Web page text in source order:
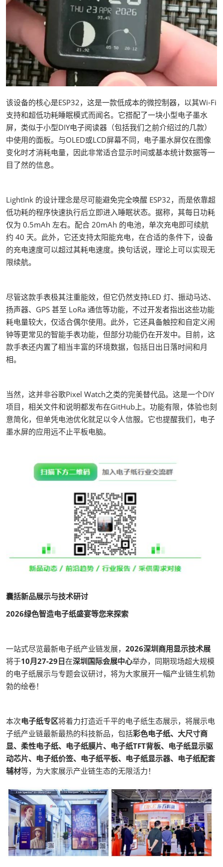
该设备的核心是ESP32，这是一款低成本的微控制器，以其Wi-Fi
支持和超低功耗睡眠模式而闻名。它搭配了一块小型电子墨水
屏，类似于小型DIY电子阅读器（包括我们之前介绍过的几款）
中使用的面板。与OLED或LCD屏幕不同，电子墨水屏仅在图像
变化时才消耗电量，因此非常适合显示时间或基本统计数据等一
目了然的信息。
LightInk 的设计理念是尽可能避免完全唤醒 ESP32，而是依靠超
低功耗的程序快速执行后立即进入睡眠状态。据称，其每日功耗
仅为 0.5mAh 左右。配合 20mAh 的电池，单次充电即可续航
约 40 天。此外，它还支持太阳能充电，在合适的条件下，设备
的充电速度可以超过其耗电速度。换句话说，理论上可以实现无
限续航。
尽管这款手表极其注重能效，但它仍然支持LED 灯、振动马达、
扬声器、GPS 甚至 LoRa 通信等功能，不过开发者指出这些功能
耗电量较大，仅适合偶尔使用。此外，它还具备触控和自定义闹
钟等更常见的智能手表功能，但部分功能仍在开发中。目前，这
款手表还内置了相当丰富的环境数据，包括日出日落时间和月
相。
当然，这并非谷歌Pixel Watch之类的完美替代品。这是一个DIY
项目，相关文件和说明都发布在GitHub上。功能有限，体验也刻
意简化，但单凭电池优化就足以令人信服。它也提醒我们，电子
墨水屏的应用远不止平板电脑。
囊括新品展示与技术研讨
2026绿色智造电子纸盛宴等您来探索
一站式尽览最新电子纸产业链发展， 2026深圳商用显示技术展
将于10月27-29日在深圳国际会展中心举办，同期现场超大规模
的电子纸展示与专题会议研讨，将为大家展开一幅产业链生机勃
勃的绘卷！
本次电子纸专区将着力打造近千平的电子纸生态展示，将展示电
子纸产业链最新最热的科技新品，包括彩色电子纸、大尺寸商
显、柔性电子纸、电子纸膜片、电子纸TFT背板、电子纸显示驱
动芯片、电子纸价签、电子纸平板、电子纸显示器、电子纸配套
辅材等，为大家展示产业链生态的无限活力！